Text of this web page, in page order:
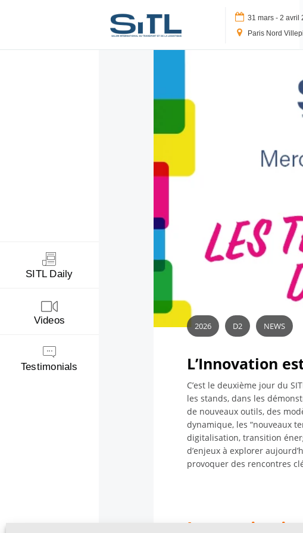
Logo SITL
31 mars - 2 avril
Paris Nord
SITL Daily
Videos
Testimonials
2026 D2 NEWS
L’Innovation
C’est le deuxième jour du
les stands, dans les
de nouveaux outils, des
dynamique, les “nouveaux
digitalisation, transition
d’enjeux à explorer
provoquer des rencontres
Innovation is
Technology